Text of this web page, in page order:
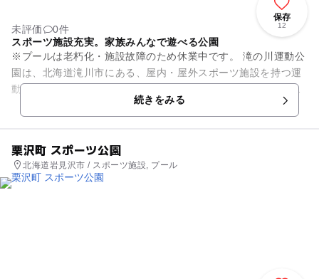
保存
12
未評価
0件
スポーツ施設充実。家族みんなで遊べる公園
※プールは老朽化・施設故障のため休業中です。 滝の川運動公
園は、北海道滝川市にある、屋内・屋外スポーツ施設を持つ運
動公園です。園内にはスポーツセンターや市民プール、弓道
続きをみる
栗沢町 スポーツ公園
北海道岩見沢市 / スポーツ施設, プール